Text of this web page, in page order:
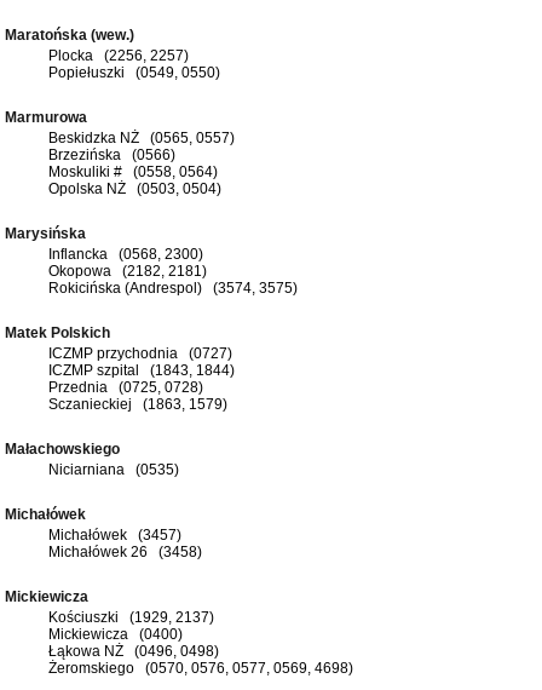
Maratońska (wew.)
Plocka (2256, 2257)
Popiełuszki (0549, 0550)
Marmurowa
Beskidzka NŻ (0565, 0557)
Brzezińska (0566)
Moskuliki # (0558, 0564)
Opolska NŻ (0503, 0504)
Marysińska
Inflancka (0568, 2300)
Okopowa (2182, 2181)
Rokicińska (Andrespol) (3574, 3575)
Matek Polskich
ICZMP przychodnia (0727)
ICZMP szpital (1843, 1844)
Przednia (0725, 0728)
Sczanieckiej (1863, 1579)
Małachowskiego
Niciarniana (0535)
Michałówek
Michałówek (3457)
Michałówek 26 (3458)
Mickiewicza
Kościuszki (1929, 2137)
Mickiewicza (0400)
Łąkowa NŻ (0496, 0498)
Żeromskiego (0570, 0576, 0577, 0569, 4698)